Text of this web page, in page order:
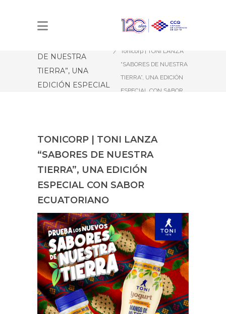
TONICORP | TONI
DE NUESTRA
TIERRA”, UNA
EDICIÓN ESPECIAL
Tonicorp | TONI LANZA
“SABORES DE NUESTRA
TIERRA”, UNA EDICIÓN
ESPECIAL CON SABOR
TONICORP | TONI LANZA
“SABORES DE NUESTRA
TIERRA”, UNA EDICIÓN
ESPECIAL CON SABOR
ECUATORIANO